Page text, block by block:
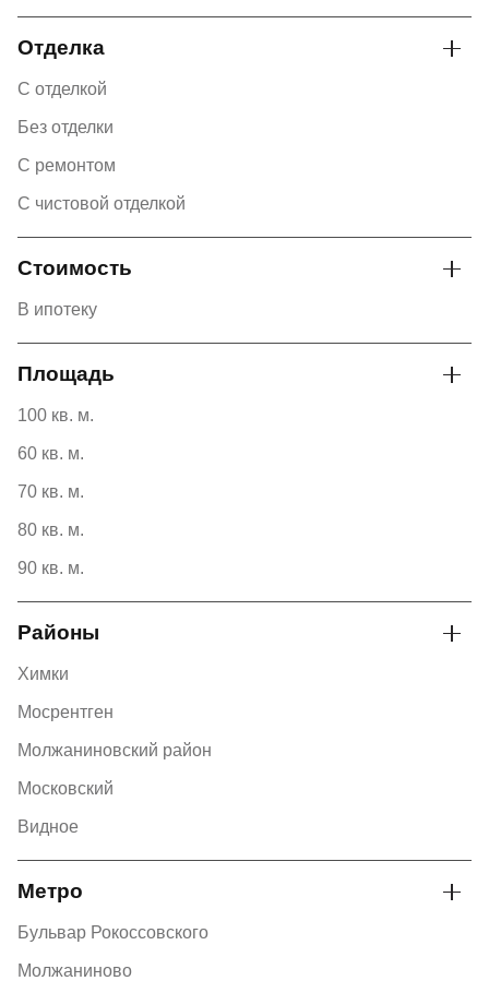
Отделка
С отделкой
Без отделки
С ремонтом
С чистовой отделкой
Стоимость
В ипотеку
Площадь
100 кв. м.
60 кв. м.
70 кв. м.
80 кв. м.
90 кв. м.
Районы
Химки
Мосрентген
Молжаниновский район
Московский
Видное
Метро
Бульвар Рокоссовского
Молжаниново